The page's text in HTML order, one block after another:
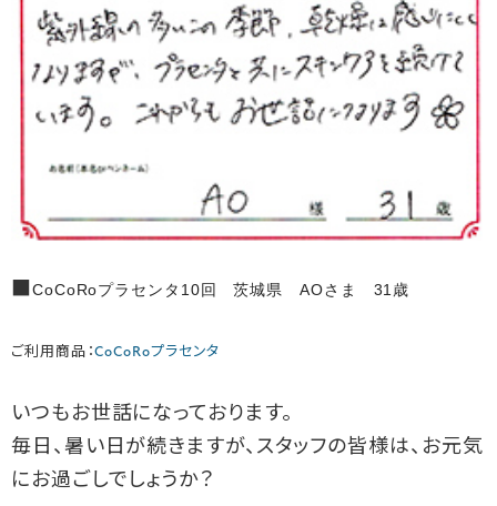
CoCoRoプラセンタ10回 茨城県 AOさま 31歳
ご利用商品：CoCoRoプラセンタ
いつもお世話になっております。
毎日、暑い日が続きますが、スタッフの皆様は、お元気
にお過ごしでしょうか？